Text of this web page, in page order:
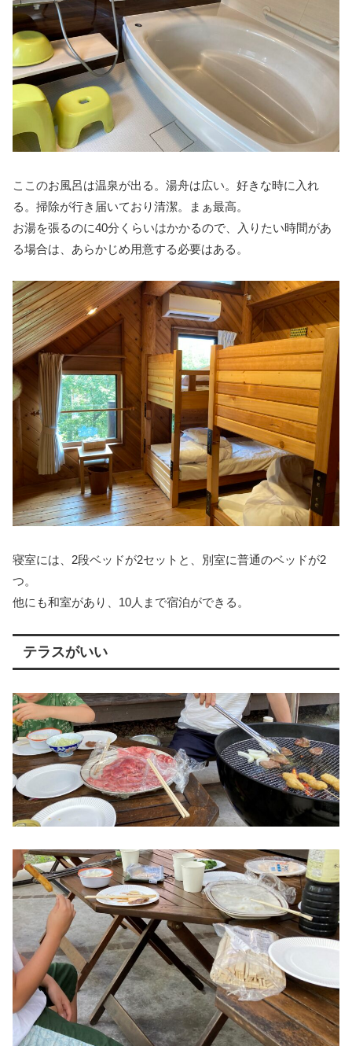
ここのお風呂は温泉が出る。湯舟は広い。好きな時に入れ
る。掃除が行き届いており清潔。まぁ最高。
お湯を張るのに40分くらいはかかるので、入りたい時間があ
る場合は、あらかじめ用意する必要はある。
寝室には、2段ベッドが2セットと、別室に普通のベッドが2
つ。
他にも和室があり、10人まで宿泊ができる。
テラスがいい